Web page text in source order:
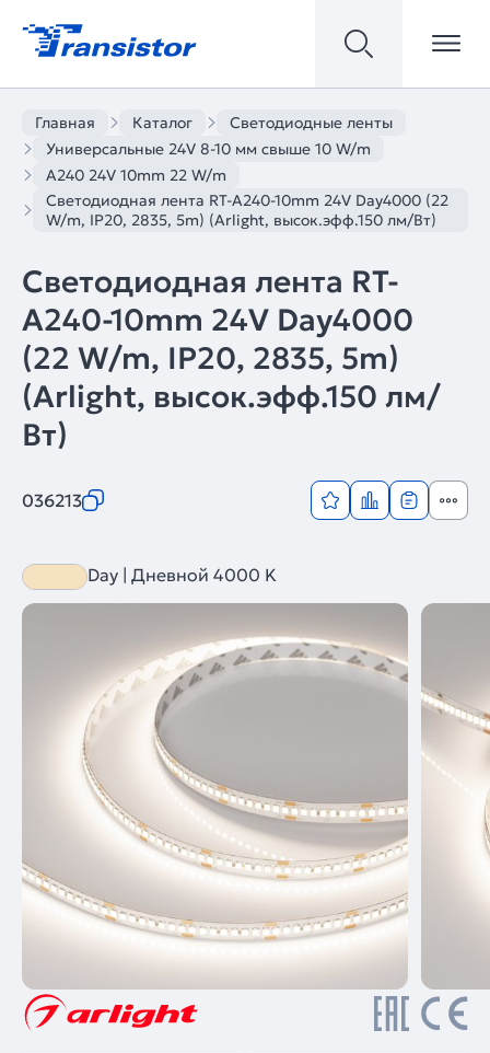
Главная Каталог
Светодиодные ленты
Универсальные 24V 8-10 мм свыше 10 W/m
A240 24V 10mm 22 W/m
Светодиодная лента RT-A240-10mm 24V Day4000 (22
W/m, IP20, 2835, 5m) (Arlight, высок.эфф.150 лм/Вт)
Светодиодная лента RT-
A240-10mm 24V Day4000
(22 W/m, IP20, 2835, 5m)
(Arlight, высок.эфф.150 лм/
Вт)
036213
Day | Дневной 4000 K